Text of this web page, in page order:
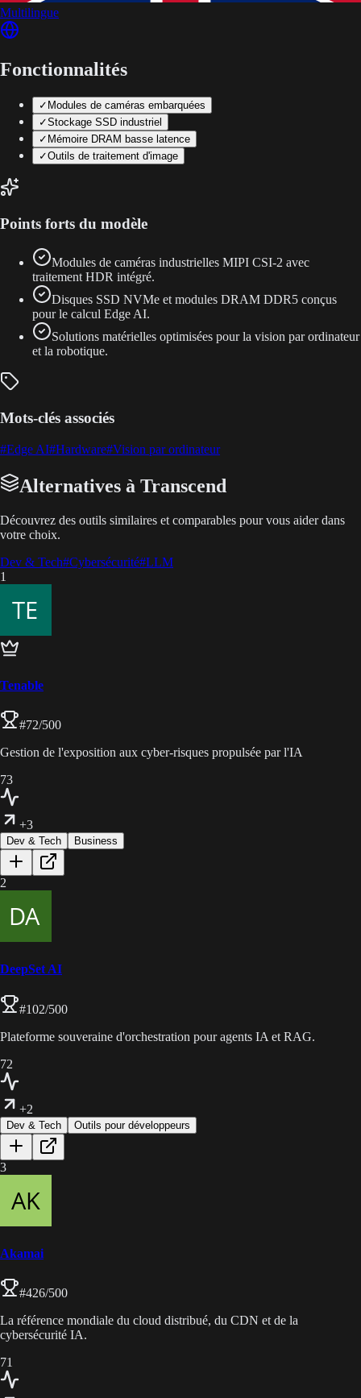
Multilingue
Fonctionnalités
✓ Modules de caméras embarquées
✓Stockage SSD industriel
✓ Mémoire DRAM basse latence
✓Outils de traitement d'image
Points forts du modèle
Modules de caméras industrielles MIPI CSI-2 avec
traitement HDR intégré.
Disques SSD NVMe et modules DRAM DDR5 conçus
pour le calcul Edge AI.
Solutions matérielles optimisées pour la vision par ordinateur
et la robotique.
Mots-clés associés
#Edge AI#Hardware#Vision par ordinateur
Alternatives à Transcend
Découvrez des outils similaires et comparables pour vous aider dans
votre choix.
Dev & Tech#Cybersécurité#LLM
1
Tenable
#72/500
Gestion de l'exposition aux cyber-risques propulsée par l'IA
73
+3
Dev & Tech Business
2
DeepSet AI
#102/500
Plateforme souveraine d'orchestration pour agents IA et RAG.
72
+2
Dev & Tech Outils pour développeurs
3
Akamai
#426/500
La référence mondiale du cloud distribué, du CDN et de la
cybersécurité IA.
71